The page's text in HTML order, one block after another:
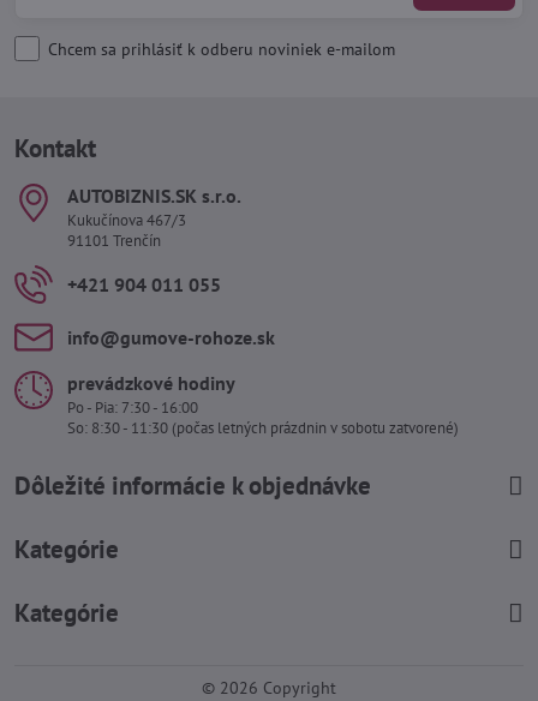
Chcem sa prihlásiť k odberu noviniek e-mailom
Kontakt
AUTOBIZNIS​.SK s​.r​.o​.
Kukučínova 467/3
91101 Trenčín
+421 904 011 055
info​@gumove-rohoze​.sk
prevádzkové hodiny
Po - Pia: 7:30 - 16:00
So: 8:30 - 11:30 (počas letných prázdnin v sobotu zatvorené)
Dôležité informácie k objednávke
Kategórie
Kategórie
© 2026 Copyright